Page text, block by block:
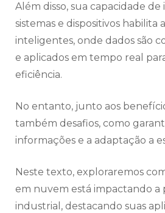
Além disso, sua capacidade
sistemas e dispositivos habilita
inteligentes, onde dados são
e aplicados em tempo real
eficiência.
No entanto, junto aos
também desafios, como
informações e a adaptação a
Neste texto, exploraremos
em nuvem está impactando a
industrial, destacando suas